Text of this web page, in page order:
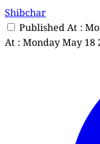
Shibchar
Published At :
At : Monday May 18